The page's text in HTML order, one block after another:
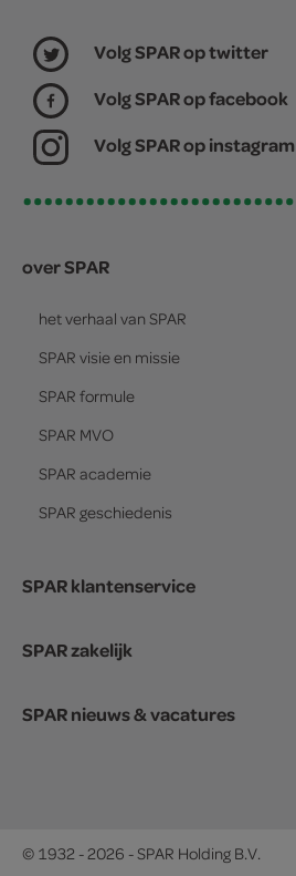
Volg SPAR op twitter
Volg SPAR op facebook
Volg SPAR op instagram
over SPAR
het verhaal van SPAR
SPAR visie en missie
SPAR formule
SPAR MVO
SPAR academie
SPAR geschiedenis
SPAR klantenservice
SPAR zakelijk
SPAR nieuws & vacatures
© 1932 - 2026 - SPAR Holding B.V.